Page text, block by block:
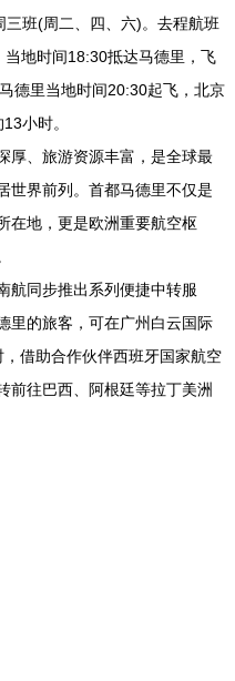
班(周二、四、六)。去程航班
地时间18:30抵达马德里，飞
德里当地时间20:30起飞，北京
小时。
、旅游资源丰富，是全球最
世界前列。首都马德里不仅是
在地，更是欧洲重要航空枢
同步推出系列便捷中转服
里的旅客，可在广州白云国际
借助合作伙伴西班牙国家航空
前往巴西、阿根廷等拉丁美洲